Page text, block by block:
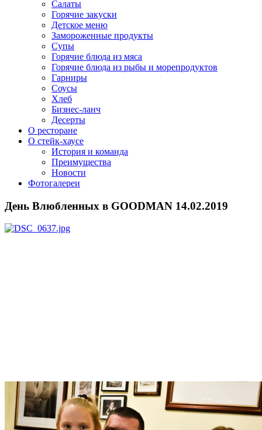
Салаты
Горячие закуски
Детское меню
Замороженные продукты
Супы
Горячие блюда из мяса
Горячие блюда из рыбы и морепродуктов
Гарниры
Соусы
Хлеб
Бизнес-ланч
Десерты
О ресторане
О стейк-хаусе
История и команда
Преимущества
Новости
Фотогалереи
День Влюбленных в GOODMAN 14.02.2019